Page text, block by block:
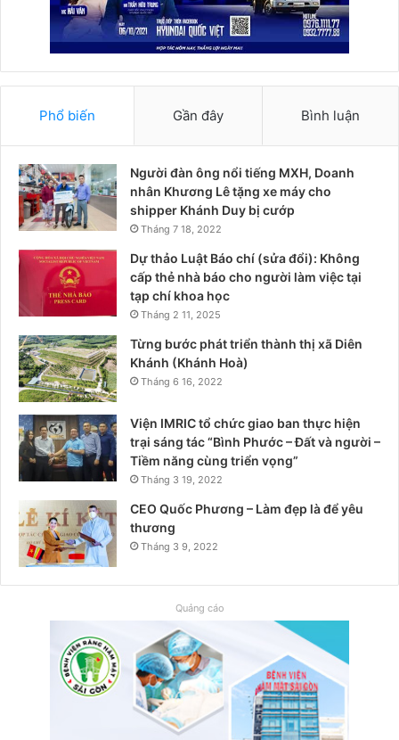
Phổ biến Gần đây Bình luận
Người đàn ông nổi tiếng MXH, Doanh
nhân Khương Lê tặng xe máy cho
shipper Khánh Duy bị cướp
Tháng 7 18, 2022
Dự thảo Luật Báo chí (sửa đổi): Không
cấp thẻ nhà báo cho người làm việc tại
tạp chí khoa học
Tháng 2 11, 2025
Từng bước phát triển thành thị xã Diên
Khánh (Khánh Hoà)
Tháng 6 16, 2022
Viện IMRIC tổ chức giao ban thực hiện
trại sáng tác “Bình Phước – Đất và người –
Tiềm năng cùng triển vọng”
Tháng 3 19, 2022
CEO Quốc Phương – Làm đẹp là để yêu
thương
Tháng 3 9, 2022
Quảng cáo